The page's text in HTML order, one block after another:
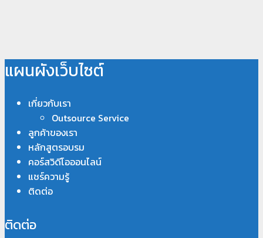
แผนผังเว็บไซต์
เกี่ยวกับเรา
Outsource Service
ลูกค้าของเรา
หลักสูตรอบรม
คอร์สวิดีโอออนไลน์
แชร์ความรู้
ติดต่อ
ติดต่อ